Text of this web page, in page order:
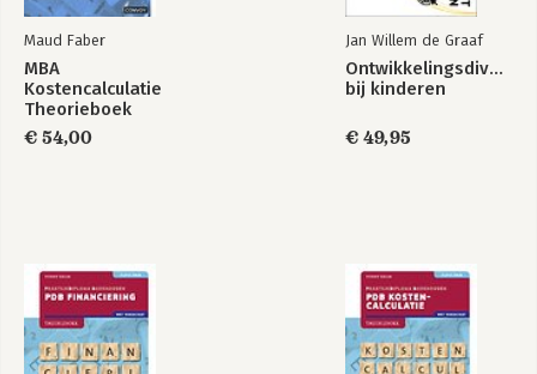
Maud Faber
MBA
Kostencalculatie
Theorieboek
€ 54,00
Jan Willem de Graaf
bij kinderen
€ 49,95